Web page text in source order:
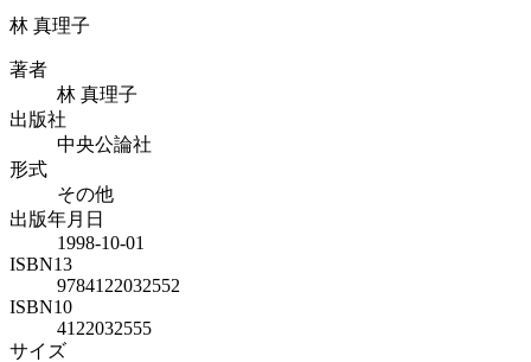
林 真理子
著者
林 真理子
出版社
中央公論社
形式
その他
出版年月日
1998-10-01
ISBN13
9784122032552
ISBN10
4122032555
サイズ